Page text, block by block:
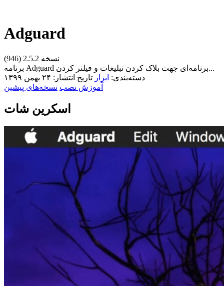
Adguard
نسخه 2.5.2 (946)
برنامه Adguard برنامه‌ای جهت بلاک کردن تبلیغات و فیلتر کردن...
دسته‌بندی: ابزار تاریخ انتشار: ۲۴ بهمن ۱۳۹۹
آموزش نصب نسخه‌های پیشین
اسکرین شات